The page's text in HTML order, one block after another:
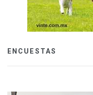
ENCUESTAS